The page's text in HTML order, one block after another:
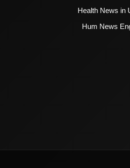
Health News in
Hum News